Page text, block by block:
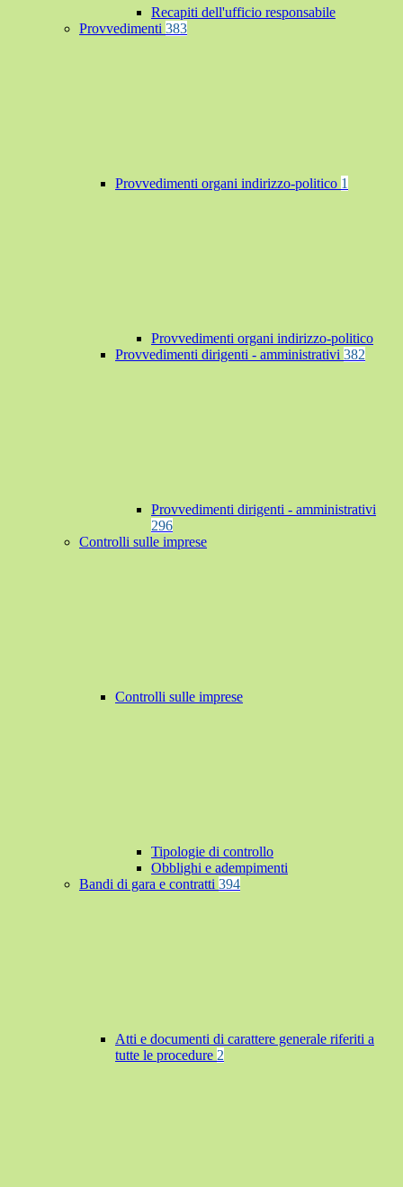
Recapiti dell'ufficio responsabile
Provvedimenti 383
Provvedimenti organi indirizzo-politico 1
Provvedimenti organi indirizzo-politico
Provvedimenti dirigenti - amministrativi 382
Provvedimenti dirigenti - amministrativi
296
Controlli sulle imprese
Controlli sulle imprese
Tipologie di controllo
Obblighi e adempimenti
Bandi di gara e contratti 394
Atti e documenti di carattere generale riferiti a
tutte le procedure 2